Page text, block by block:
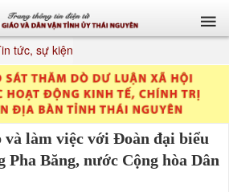
tức, sự kiện
làm việc với Đoàn đại biểu
Pha Băng, nước Cộng hòa Dân